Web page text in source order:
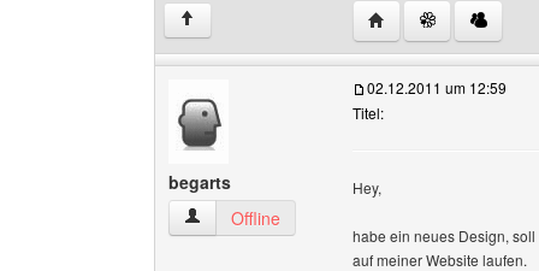
↑ Website dieses
begarts
begarts Benutzer-Profile anzeigen
Offline
02.12.2011 um 12:59
Titel:
Hey,
habe ein neues Design,
auf meiner Website laufen.